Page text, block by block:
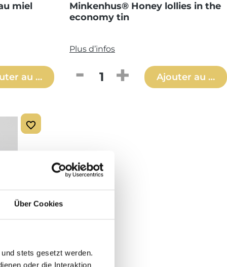
Über Cookies
stets gesetzt werden.
oder die Interaktion
ou utilisez les boutons pour
miel
: Entrez la quantité souhaitée
au panier
Minkenhus® Honey lollies in the
economy tin
Plus d’infos
Quantité de produit :
Ajouter au